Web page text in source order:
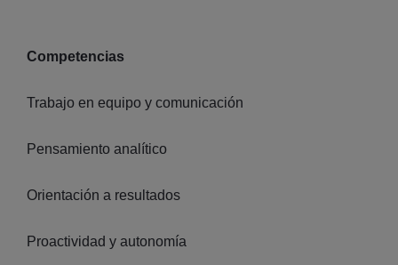
Competencias
Trabajo en equipo y comunicación
Pensamiento analítico
Orientación a resultados
Proactividad y autonomía